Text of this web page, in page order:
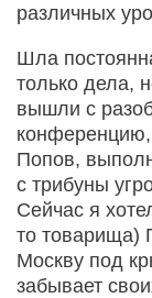
различных
Шла
только дела,
вышли с
Попов,
с трибуны
Сейчас я
то товарища)
Москву под
забывает